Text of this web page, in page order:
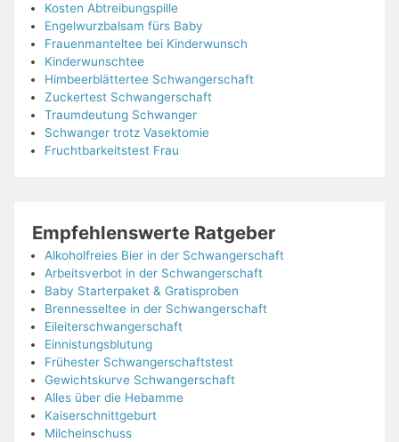
Kosten Abtreibungspille
Engelwurzbalsam fürs Baby
Frauenmanteltee bei Kinderwunsch
Kinderwunschtee
Himbeerblättertee Schwangerschaft
Zuckertest Schwangerschaft
Traumdeutung Schwanger
Schwanger trotz Vasektomie
Fruchtbarkeitstest Frau
Empfehlenswerte Ratgeber
Alkoholfreies Bier in der Schwangerschaft
Arbeitsverbot in der Schwangerschaft
Baby Starterpaket & Gratisproben
Brennesseltee in der Schwangerschaft
Eileiterschwangerschaft
Einnistungsblutung
Frühester Schwangerschaftstest
Gewichtskurve Schwangerschaft
Alles über die Hebamme
Kaiserschnittgeburt
Milcheinschuss